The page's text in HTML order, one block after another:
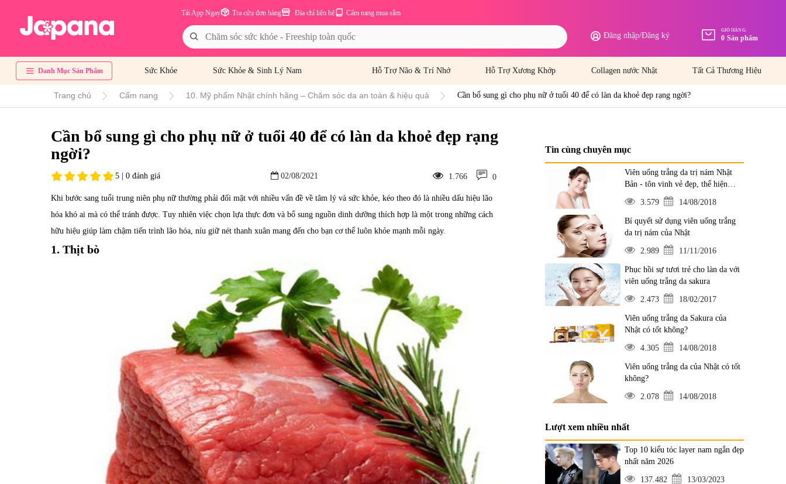
Cẩm nang mua sắm
Địa chỉ liên hệ
Tra cứu đơn hàng
Tải App Ngay
Đăng nhập/Đăng ký
GIỎ HÀNG
0 Sản phẩm
Danh Mục Sản Phẩm Sức Khỏe Sức Khỏe & Sinh Lý Nam Hỗ Trợ Não & Trí Nhớ Hỗ Trợ Xương Khớp Collagen nước Nhật Tất Cả Thương Hiệu
Trang chủ Cẩm nang 10. Mỹ phẩm Nhật chính hãng – Chăm sóc da an toàn & hiệu quả Cần bổ sung gì cho phụ nữ ở tuổi 40 để có làn da khoẻ đẹp rạng ngời?
Cần bổ sung gì cho phụ nữ ở tuổi 40 để có làn da khoẻ đẹp rạng
ngời?
5 | 0 đánh giá 02/08/2021 1.766 0
Khi bước sang tuổi trung niên phụ nữ thường phải đối mặt với nhiều vấn đề về tâm lý và sức khỏe, kéo theo đó là nhiều dấu hiệu lão
hóa khó ai mà có thể tránh được. Tuy nhiên việc chọn lựa thực đơn và bổ sung nguồn dinh dưỡng thích hợp là một trong những cách
hữu hiệu giúp làm chậm tiến trình lão hóa, níu giữ nét thanh xuân mang đến cho bạn cơ thể luôn khỏe mạnh mỗi ngày.
1. Thịt bò
Tin cùng chuyên mục
Viên uống trắng da trị nám Nhật
Bản - tôn vinh vẻ đẹp, thể hiện
đẳng cấp
3.579 14/08/2018
Bí quyết sử dụng viên uống trắng
da trị nám của Nhật
2.989 11/11/2016
Phục hồi sự tươi trẻ cho làn da với
viên uống trắng da sakura
2.473 18/02/2017
Viên uống trắng da Sakura của
Nhật có tốt không?
4.305 14/08/2018
Viên uống trắng da của Nhật có tốt
không?
2.078 14/08/2018
Lượt xem nhiều nhất
Top 10 kiểu tóc layer nam ngắn đẹp
nhất năm 2026
137.482 13/03/2023